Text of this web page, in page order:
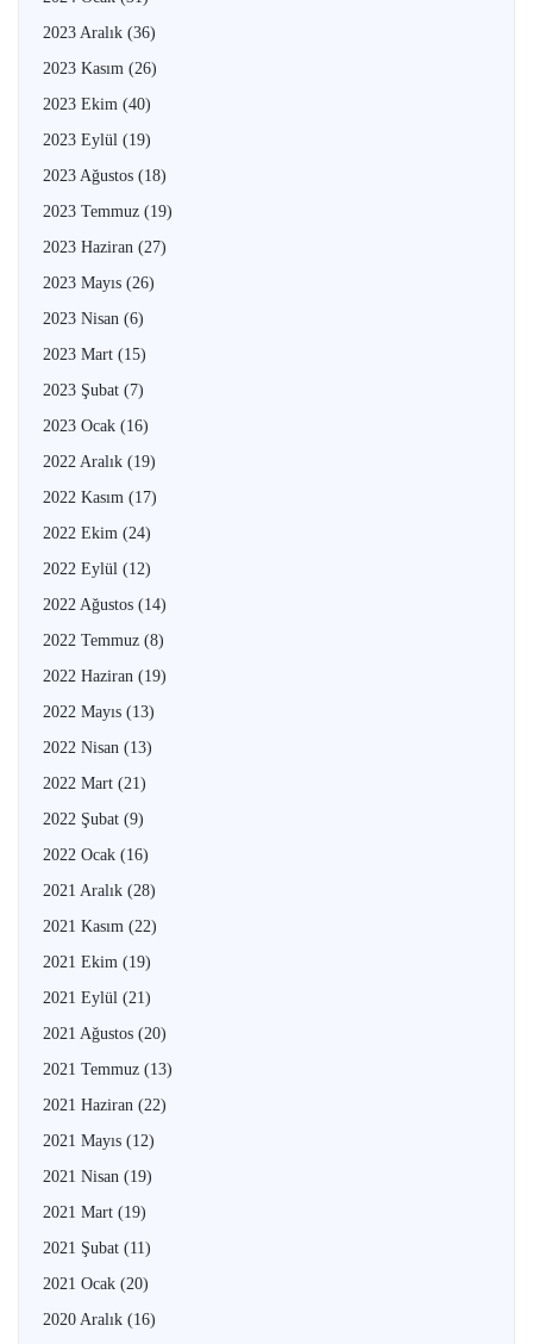
2023 Aralık (36)
2023 Kasım (26)
2023 Ekim (40)
2023 Eylül (19)
2023 Ağustos (18)
2023 Temmuz (19)
2023 Haziran (27)
2023 Mayıs (26)
2023 Nisan (6)
2023 Mart (15)
2023 Şubat (7)
2023 Ocak (16)
2022 Aralık (19)
2022 Kasım (17)
2022 Ekim (24)
2022 Eylül (12)
2022 Ağustos (14)
2022 Temmuz (8)
2022 Haziran (19)
2022 Mayıs (13)
2022 Nisan (13)
2022 Mart (21)
2022 Şubat (9)
2022 Ocak (16)
2021 Aralık (28)
2021 Kasım (22)
2021 Ekim (19)
2021 Eylül (21)
2021 Ağustos (20)
2021 Temmuz (13)
2021 Haziran (22)
2021 Mayıs (12)
2021 Nisan (19)
2021 Mart (19)
2021 Şubat (11)
2021 Ocak (20)
2020 Aralık (16)